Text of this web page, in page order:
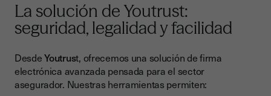
La solución de Youtrust:
seguridad, legalidad y facilidad
DesdeYoutrust, ofrecemos una solución de firma
electrónica avanzada pensada para el sector
asegurador. Nuestras herramientas permiten: